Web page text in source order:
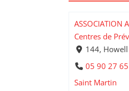
ASSOCIATION
Centres de
144,
05 90 27
Saint Martin